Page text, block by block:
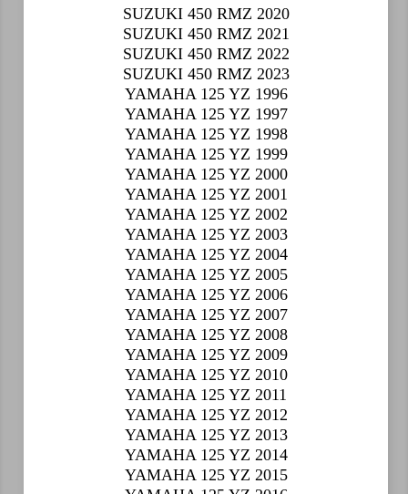
SUZUKI 450 RMZ 2020
SUZUKI 450 RMZ 2021
SUZUKI 450 RMZ 2022
SUZUKI 450 RMZ 2023
YAMAHA 125 YZ 1996
YAMAHA 125 YZ 1997
YAMAHA 125 YZ 1998
YAMAHA 125 YZ 1999
YAMAHA 125 YZ 2000
YAMAHA 125 YZ 2001
YAMAHA 125 YZ 2002
YAMAHA 125 YZ 2003
YAMAHA 125 YZ 2004
YAMAHA 125 YZ 2005
YAMAHA 125 YZ 2006
YAMAHA 125 YZ 2007
YAMAHA 125 YZ 2008
YAMAHA 125 YZ 2009
YAMAHA 125 YZ 2010
YAMAHA 125 YZ 2011
YAMAHA 125 YZ 2012
YAMAHA 125 YZ 2013
YAMAHA 125 YZ 2014
YAMAHA 125 YZ 2015